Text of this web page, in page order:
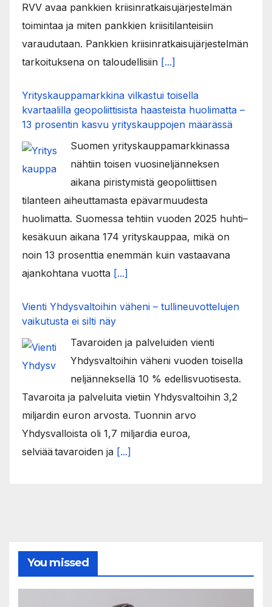
RVV avaa pankkien kriisinratkaisujärjestelmän
toimintaa ja miten pankkien kriisitilanteisiin
varaudutaan. Pankkien kriisinratkaisujärjestelmän
tarkoituksena on taloudellisiin [...]
Yrityskauppamarkkina vilkastui toisella
kvartaalilla geopoliittisista haasteista huolimatta –
13 prosentin kasvu yrityskauppojen määrässä
Suomen yrityskauppamarkkinassa
nähtiin toisen vuosineljänneksen
aikana piristymistä geopoliittisen
tilanteen aiheuttamasta epävarmuudesta
huolimatta. Suomessa tehtiin vuoden 2025 huhti–
kesäkuun aikana 174 yrityskauppaa, mikä on
noin 13 prosenttia enemmän kuin vastaavana
ajankohtana vuotta [...]
Vienti Yhdysvaltoihin väheni – tullineuvottelujen
vaikutusta ei silti näy
Tavaroiden ja palveluiden vienti
Yhdysvaltoihin väheni vuoden toisella
neljänneksellä 10 % edellisvuotisesta.
Tavaroita ja palveluita vietiin Yhdysvaltoihin 3,2
miljardin euron arvosta. Tuonnin arvo
Yhdysvalloista oli 1,7 miljardia euroa,
selviää tavaroiden ja [...]
You missed